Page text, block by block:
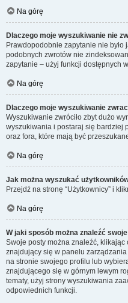
Na górę
Dlaczego moje wyszukiwanie nie
Prawdopodobnie zapytanie nie było
podobnych zwrotów nie
zapytanie – użyj funkcji dostępnych
Na górę
Dlaczego moje wyszukiwanie
Wyszukiwanie zwróciło zbyt dużo
wyszukiwania i postaraj się bardziej
oraz fora, które mają być
Na górę
Jak można wyszukać
Przejdź na stronę “Użytkownicy” i
Na górę
W jaki sposób można znaleźć
Swoje posty można znaleźć, klikając
znajdujący się w panelu
na stronie swojego profilu lub
znajdującego się w górnym lewym
tematy, użyj strony wyszukiwania
odpowiednich funkcji.